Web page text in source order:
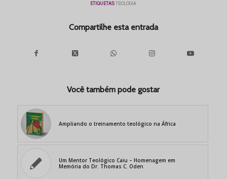
ETIQUETAS:TEOLOGIA
Compartilhe esta entrada
Você também pode gostar
Ampliando o treinamento teológico na África
Um Mentor Teológico Caiu – Homenagem em
Memória do Dr. Thomas C. Oden